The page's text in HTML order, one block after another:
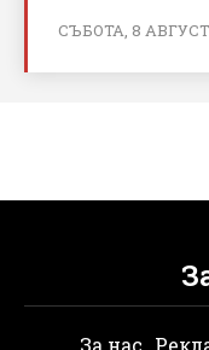
СЪБОТА, 8 АВГУСТ
За нас